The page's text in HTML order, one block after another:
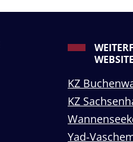
KZ
KZ
Yad-